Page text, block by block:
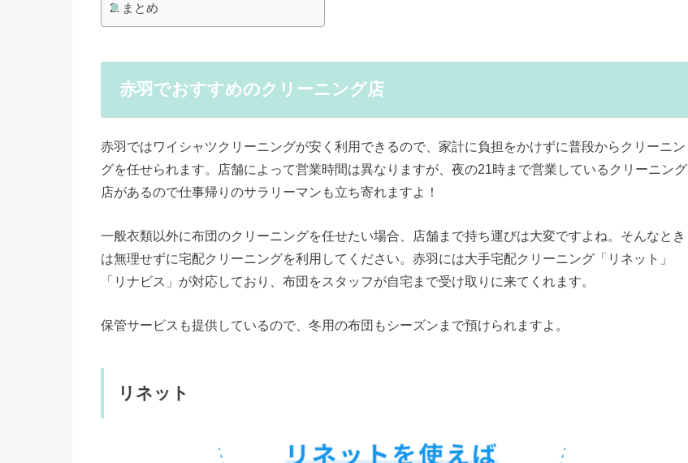
まとめ
赤羽でおすすめのクリーニング店
赤羽ではワイシャツクリーニングが安く利用できるので、家計に負担をかけずに普段からクリーニン
グを任せられます。店舗によって営業時間は異なりますが、夜の21時まで営業しているクリーニング
店があるので仕事帰りのサラリーマンも立ち寄れますよ！
一般衣類以外に布団のクリーニングを任せたい場合、店舗まで持ち運びは大変ですよね。そんなとき
は無理せずに宅配クリーニングを利用してください。赤羽には大手宅配クリーニング「リネット」
「リナビス」が対応しており、布団をスタッフが自宅まで受け取りに来てくれます。
保管サービスも提供しているので、冬用の布団もシーズンまで預けられますよ。
リネット